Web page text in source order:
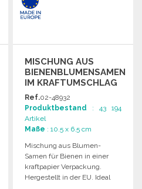
MISCHUNG AUS
BIENENBLUMENSAMEN
IM KRAFTUMSCHLAG
ZU
GROSSHANDELSPREISEN
Ref.02-48932
Produktbestand : 43 194
Artikel
Maße : 10.5 x 6.5 cm
Mischung aus Blumen-
Samen für Bienen in einer
kraftpapier Verpackung.
Hergestellt in der EU. Ideal